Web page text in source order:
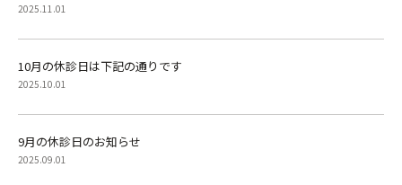
2025.11.01
10月の休診日は下記の通りです
2025.10.01
9月の休診日のお知らせ
2025.09.01